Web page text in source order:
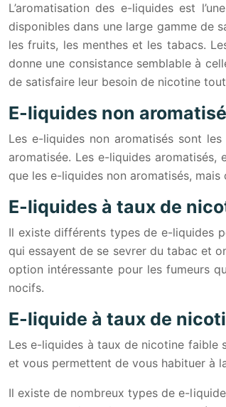
L’aromatisation des e-liquides est
disponibles dans une large gamme de
les fruits, les menthes et les tabacs.
donne une consistance semblable à
de satisfaire leur besoin de nicotine
E-liquides non
Les e-liquides non aromatisés sont
aromatisée. Les e-liquides
que les e-liquides non aromatisés,
E-liquides à taux de
Il existe différents types de e-liquides
qui essayent de se sevrer du tabac et
option intéressante pour les fumeurs
nocifs.
E-liquide à taux de
Les e-liquides à taux de nicotine faible
et vous permettent de vous habituer à
Il existe de nombreux types de e-